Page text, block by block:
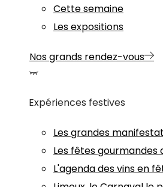
Cette semaine
Les expositions
Nos grands rendez-vous
Expériences festives
Les grandes
Les fêtes gourmandes
L'agenda des vins en